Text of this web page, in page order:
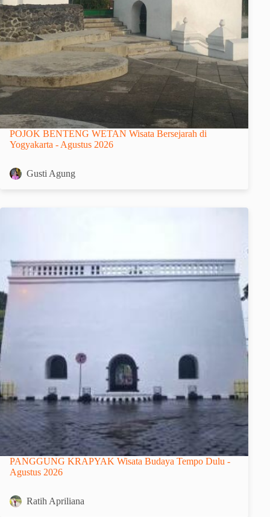
POJOK BENTENG WETAN Wisata Bersejarah di
Yogyakarta - Agustus 2026
Gusti Agung
PANGGUNG KRAPYAK Wisata Budaya Tempo Dulu -
Agustus 2026
Ratih Apriliana